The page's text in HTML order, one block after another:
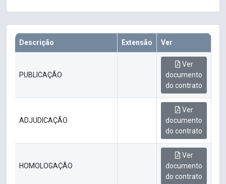
Descrição Extensão Ver
PUBLICAÇÃO
Ver
documento
do contrato
ADJUDICAÇÃO
Ver
documento
do contrato
HOMOLOGAÇÃO
Ver
documento
do contrato